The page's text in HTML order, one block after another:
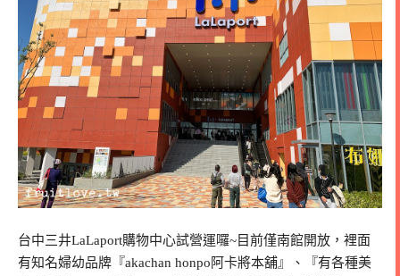
台中三井LaLaport購物中心試營運囉~目前僅南館開放，裡面
有知名婦幼品牌『akachan honpo阿卡將本舖』、『有各種美